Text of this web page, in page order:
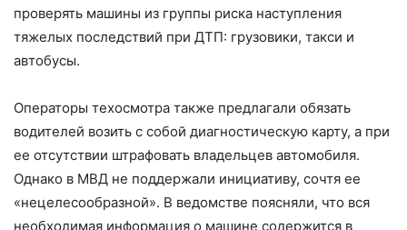
проверять машины из группы риска наступления
тяжелых последствий при ДТП: грузовики, такси и
автобусы.
Операторы техосмотра также предлагали обязать
водителей возить с собой диагностическую карту, а при
ее отсутствии штрафовать владельцев автомобиля.
Однако в МВД не поддержали инициативу, сочтя ее
«нецелесообразной». В ведомстве поясняли, что вся
необходимая информация о машине содержится в